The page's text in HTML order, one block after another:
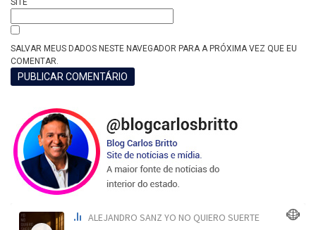
SITE
SALVAR MEUS DADOS NESTE NAVEGADOR PARA A PRÓXIMA VEZ QUE EU
COMENTAR.